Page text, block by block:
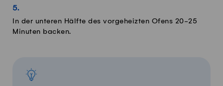
In der unteren Hälfte des vorgeheizten Ofens 20-25
Minuten backen.